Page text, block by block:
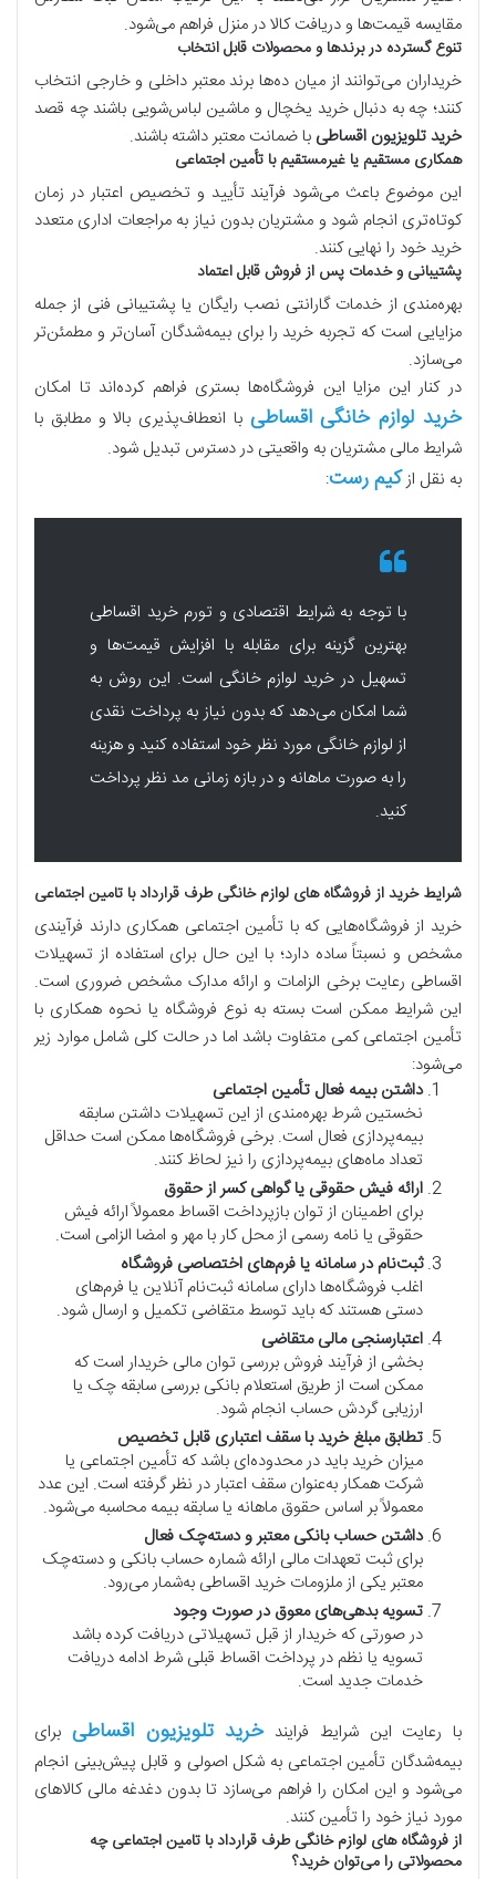
مقایسه قیمت‌ها و دریافت کالا در منزل فراهم می‌شود.
تنوع گسترده در برندها و محصولات قابل انتخاب
خریداران می‌توانند از میان ده‌ها برند معتبر داخلی و خارجی انتخاب
کنند؛ چه به دنبال خرید یخچال و ماشین لباس‌شویی باشند چه قصد
خرید تلویزیون اقساطی با ضمانت معتبر داشته باشند.
همکاری مستقیم یا غیرمستقیم با تأمین اجتماعی
این موضوع باعث می‌شود فرآیند تأیید و تخصیص اعتبار در زمان
کوتاه‌تری انجام شود و مشتریان بدون نیاز به مراجعات اداری متعدد
خرید خود را نهایی کنند.
پشتیبانی و خدمات پس از فروش قابل اعتماد
بهره‌مندی از خدمات گارانتی نصب رایگان یا پشتیبانی فنی از جمله
مزایایی است که تجربه خرید را برای بیمه‌شدگان آسان‌تر و مطمئن‌تر
می‌سازد.
در کنار این مزایا این فروشگاه‌ها بستری فراهم کرده‌اند تا امکان
خرید لوازم خانگی اقساطی با انعطاف‌پذیری بالا و مطابق با
شرایط مالی مشتریان به واقعیتی در دسترس تبدیل شود.
به نقل ازکیم رست:
با توجه به شرایط اقتصادی و تورم خرید اقساطی
بهترین گزینه برای مقابله با افزایش قیمت‌ها و
تسهیل در خرید لوازم خانگی است. این روش به
شما امکان می‌دهد که بدون نیاز به پرداخت نقدی
از لوازم خانگی مورد نظر خود استفاده کنید و هزینه
را به صورت ماهانه و در بازه زمانی مد نظر پرداخت
کنید.
شرایط خرید از فروشگاه های لوازم خانگی طرف قرارداد با تامین اجتماعی
خرید از فروشگاه‌هایی که با تأمین اجتماعی همکاری دارند فرآیندی
مشخص و نسبتاً ساده دارد؛ با این حال برای استفاده از تسهیلات
اقساطی رعایت برخی الزامات و ارائه مدارک مشخص ضروری است.
این شرایط ممکن است بسته به نوع فروشگاه یا نحوه همکاری با
تأمین اجتماعی کمی متفاوت باشد اما در حالت کلی شامل موارد زیر
می‌شود:
داشتن بیمه فعال تأمین اجتماعی
نخستین شرط بهره‌مندی از این تسهیلات داشتن سابقه
بیمه‌پردازی فعال است. برخی فروشگاه‌ها ممکن است حداقل
تعداد ماه‌های بیمه‌پردازی را نیز لحاظ کنند.
ارائه فیش حقوقی یا گواهی کسر از حقوق
برای اطمینان از توان بازپرداخت اقساط معمولاً ارائه فیش
حقوقی یا نامه رسمی از محل کار با مهر و امضا الزامی است.
ثبت‌نام در سامانه یا فرم‌های اختصاصی فروشگاه
اغلب فروشگاه‌ها دارای سامانه ثبت‌نام آنلاین یا فرم‌های
دستی هستند که باید توسط متقاضی تکمیل و ارسال شود.
اعتبارسنجی مالی متقاضی
بخشی از فرآیند فروش بررسی توان مالی خریدار است که
ممکن است از طریق استعلام بانکی بررسی سابقه چک یا
ارزیابی گردش حساب انجام شود.
تطابق مبلغ خرید با سقف اعتباری قابل تخصیص
میزان خرید باید در محدوده‌ای باشد که تأمین اجتماعی یا
شرکت همکار به‌عنوان سقف اعتبار در نظر گرفته است. این عدد
معمولاً بر اساس حقوق ماهانه یا سابقه بیمه محاسبه می‌شود.
داشتن حساب بانکی معتبر و دسته‌چک فعال
برای ثبت تعهدات مالی ارائه شماره حساب بانکی و دسته‌چک
معتبر یکی از ملزومات خرید اقساطی به‌شمار می‌رود.
تسویه بدهی‌های معوق در صورت وجود
در صورتی که خریدار از قبل تسهیلاتی دریافت کرده باشد
تسویه یا نظم در پرداخت اقساط قبلی شرط ادامه دریافت
خدمات جدید است.
با رعایت این شرایط فرایندخرید تلویزیون اقساطی برای
بیمه‌شدگان تأمین اجتماعی به شکل اصولی و قابل پیش‌بینی انجام
می‌شود و این امکان را فراهم می‌سازد تا بدون دغدغه مالی کالاهای
مورد نیاز خود را تأمین کنند.
از فروشگاه های لوازم خانگی طرف قرارداد با تامین اجتماعی چه
محصولاتی را می‌توان خرید؟